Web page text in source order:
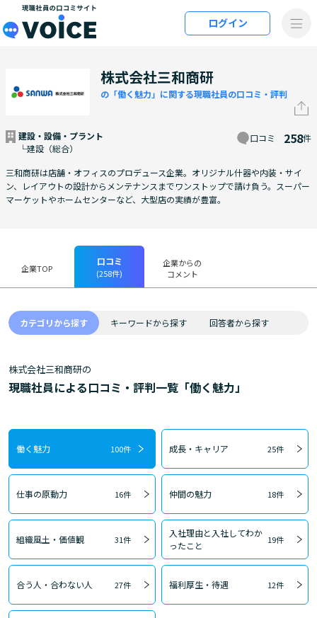
メインコンテンツにスキップ
ログイン
株式会社三和商研
の「働く魅力」に関する現職社員の口コミ・評判
建設・設備・プラント
└建設（総合）
口コミ 258件
三和商研は店舗・オフィスのプロデュース企業。オリジナル什器や内装・サイ
ン、レイアウトの設計からメンテナンスまでワンストップで請け負う。スーパー
マーケットやホームセンターなど、大型店の実績が豊富。
企業TOP
口コミ
(258件)
企業からの
コメント
カテゴリから探す キーワードから探す 回答者から探す
株式会社三和商研の
現職社員による口コミ・評判一覧「働く魅力」
働く魅力 100件 成長・キャリア 25件
仕事の原動力 16件 仲間の魅力 18件
組織風土・価値観 31件
入社理由と入社してわか
ったこと
19件
合う人・合わない人 27件 福利厚生・待遇 12件